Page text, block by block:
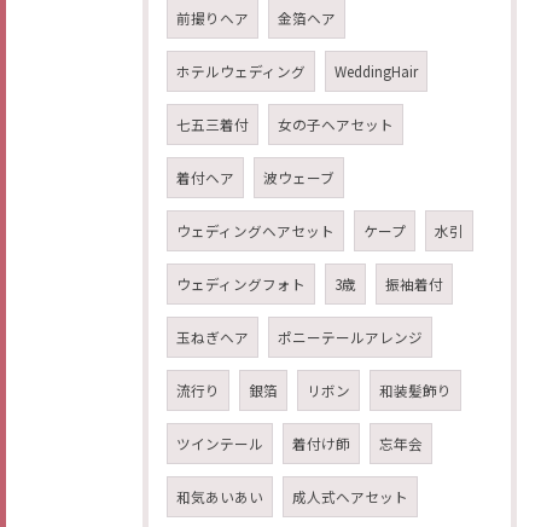
前撮りヘア 金箔ヘア
ホテルウェディング WeddingHair
七五三着付 女の子ヘアセット
着付ヘア 波ウェーブ
ウェディングヘアセット ケープ 水引
ウェディングフォト 3歳 振袖着付
玉ねぎヘア ポニーテールアレンジ
流行り 銀箔 リボン 和装髪飾り
ツインテール 着付け師 忘年会
和気あいあい 成人式ヘアセット